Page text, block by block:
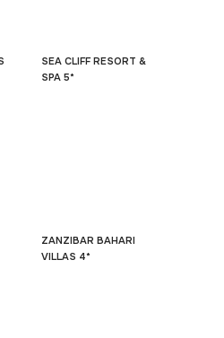
SEA CLIFF RESORT &
SPA 5*
ZANZIBAR BAHARI
VILLAS 4*